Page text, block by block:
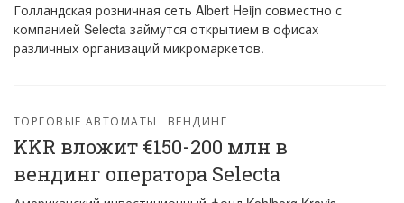
Голландская розничная сеть Albert Heijn совместно с
компанией Selecta займутся открытием в офисах
различных организаций микромаркетов.
ТОРГОВЫЕ АВТОМАТЫ ВЕНДИНГ
KKR вложит €150-200 млн в
вендинг оператора Selecta